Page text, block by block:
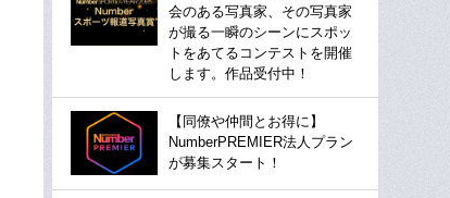
会のある写真家、その写真家
が撮る一瞬のシーンにスポッ
トをあてるコンテストを開催
します。作品受付中！
【同僚や仲間とお得に】
NumberPREMIER法人プラン
が募集スタート！